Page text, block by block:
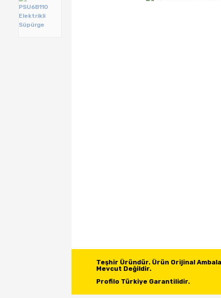
Teşhir Üründür. Ürün Orijinal
Mevcut Değildir.
Profilo Türkiye Garantilidir.